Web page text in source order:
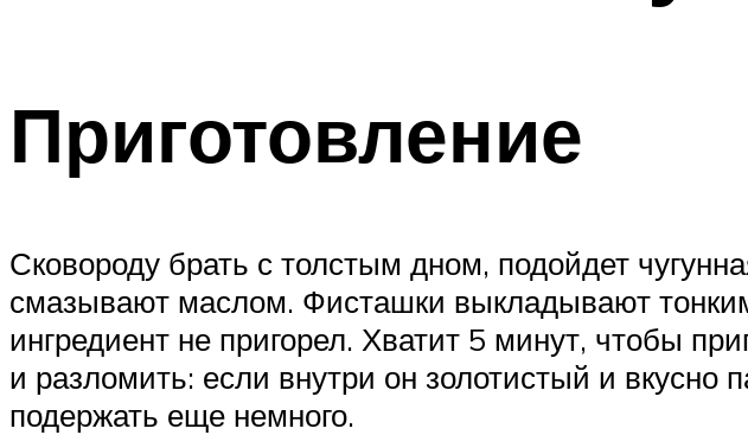
Приготовление
Сковороду брать с толстым дном, подойдет
смазывают маслом. Фисташки выкладывают
ингредиент не пригорел. Хватит 5 минут, чтобы
и разломить: если внутри он золотистый и
подержать еще немного.